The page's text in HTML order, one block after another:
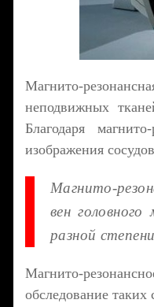
Магнито-
неподвижных
Благодаря
изображения
Магнито-
вен
разной
Магнито-
обследование таких